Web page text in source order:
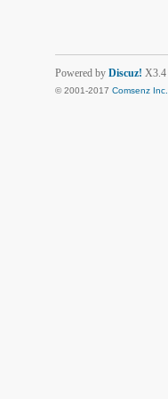
Powered by Discuz! X3.4
© 2001-2017 Comsenz Inc.